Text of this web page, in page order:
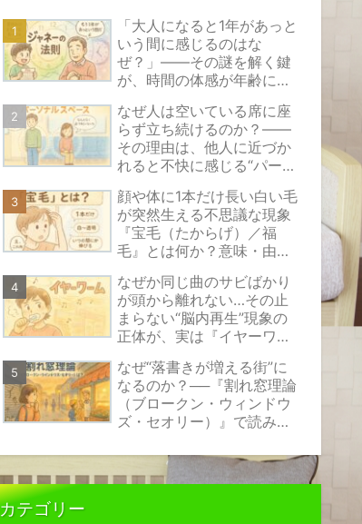
「大人になると1年があっと
いう間に感じるのはな
ぜ？」――その謎を解く鍵
が、時間の体感が年齢によ
ャネーの法則』です。
なぜ人は空いている席に座
らず立ち続けるのか？――
その理由は、他人に近づか
れると不快に感じる“パーソ
い心のバリアにあります。
顔や体に1本だけ長い白い毛
が突然生える不思議な現象
『宝毛（たからげ）／福
毛』とは何か？意味・由
きる対処法をやさしく解説
なぜか同じ曲のサビばかり
が頭から離れない…その止
まらない“脳内再生”現象の
正体が、実は『イヤーワー
す。
なぜ“落書きが増える街”に
なるのか？──『割れ窓理論
（ブロークン・ウィンドウ
ズ・セオリー）』で読み解
インの正体
カテゴリー